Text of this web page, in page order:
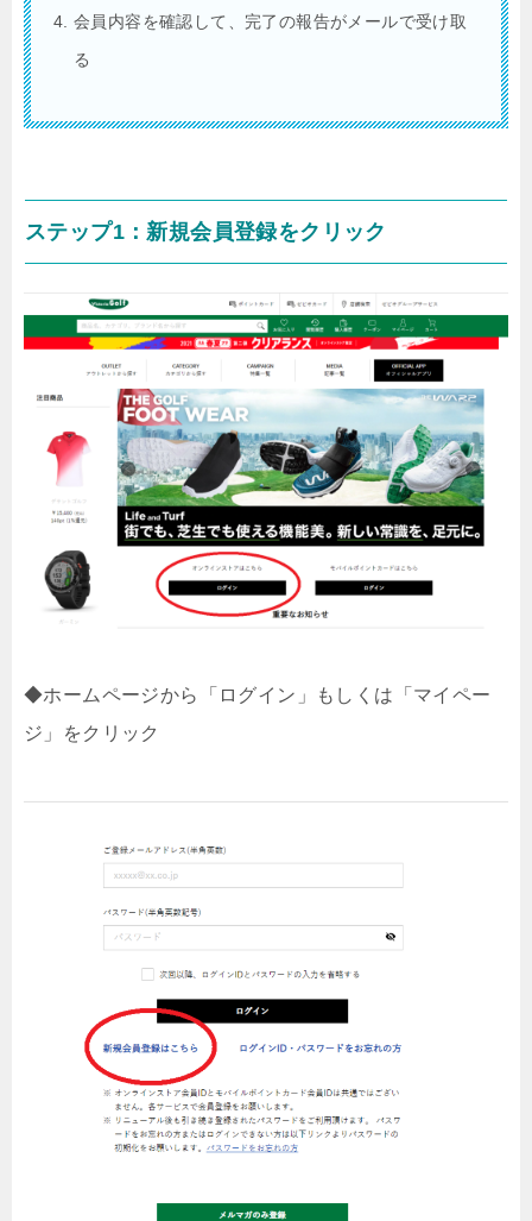
会員内容を確認して、完了の報告がメールで受け取
る
ステップ1：新規会員登録をクリック
◆ホームページから「ログイン」もしくは「マイペー
ジ」をクリック